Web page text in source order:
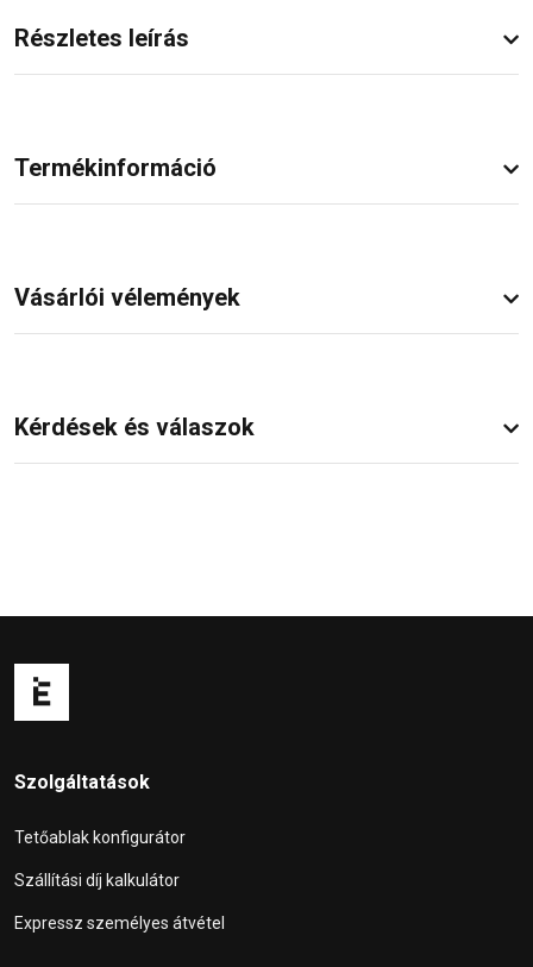
Részletes leírás
Termékinformáció
Vásárlói vélemények
Kérdések és válaszok
Szolgáltatások
Tetőablak konfigurátor
Szállítási díj kalkulátor
Expressz személyes átvétel